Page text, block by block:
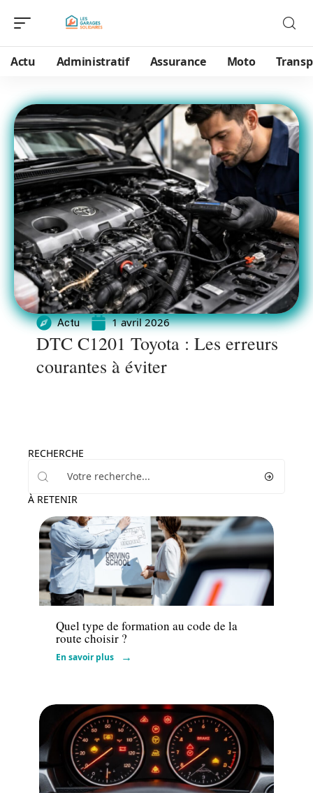
Actu Administratif Assurance Moto
Actu 1 avril 2026
DTC C1201 Toyota : Les erreurs
courantes à éviter
RECHERCHE
À RETENIR
Actu
Quel type de formation au code de la
route choisir ?
En savoir plus
Actu